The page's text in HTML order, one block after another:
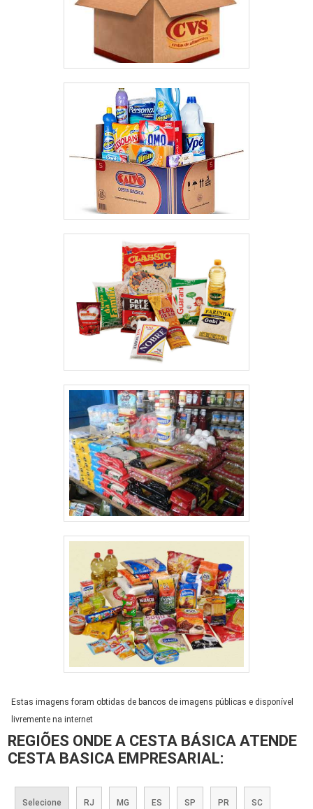
Estas imagens foram obtidas de bancos de imagens públicas e disponível
livremente na internet
REGIÕES ONDE A CESTA BÁSICA ATENDE
CESTA BASICA EMPRESARIAL:
Selecione RJ MG ES SP PR SC